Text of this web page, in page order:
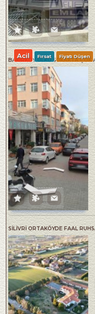
BAKIRKÖY ÜLKÜ SOKAKTA ÇOK
Acil Fırsat Fiyatı Düşen
SILIVRI ORTAKÖYDE FAAL